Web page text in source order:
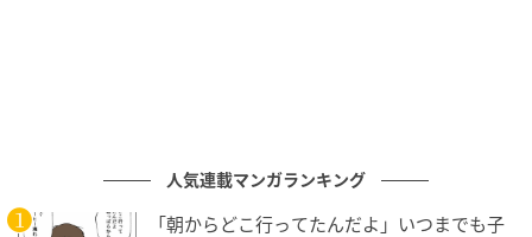
次の記事
人気連載マンガランキング
「朝からどこ行ってたんだよ」いつまでも子